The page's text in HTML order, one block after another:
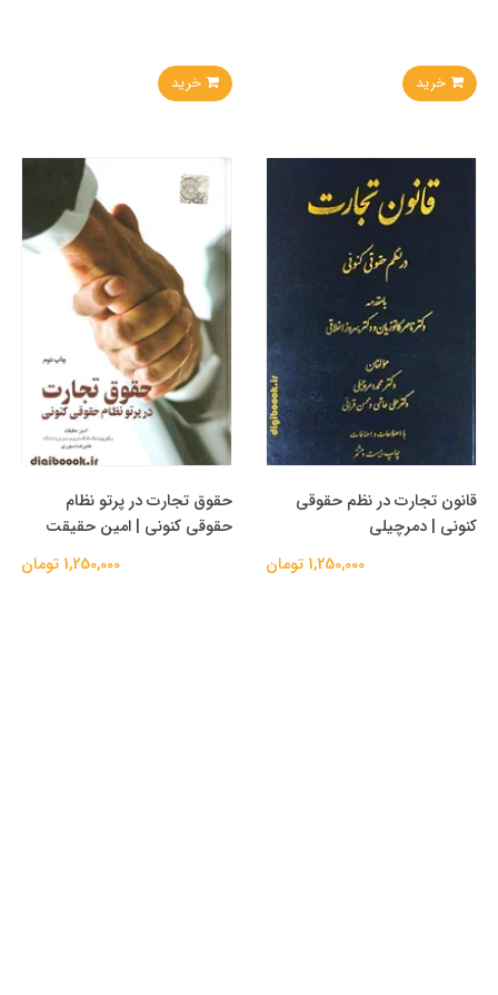
خرید خرید
قانون تجارت در نظم حقوقی
کنونی | دمرچیلی
1,250,000 تومان
حقوق تجارت در پرتو نظام
حقوقی کنونی | امین حقیقت
1,250,000 تومان